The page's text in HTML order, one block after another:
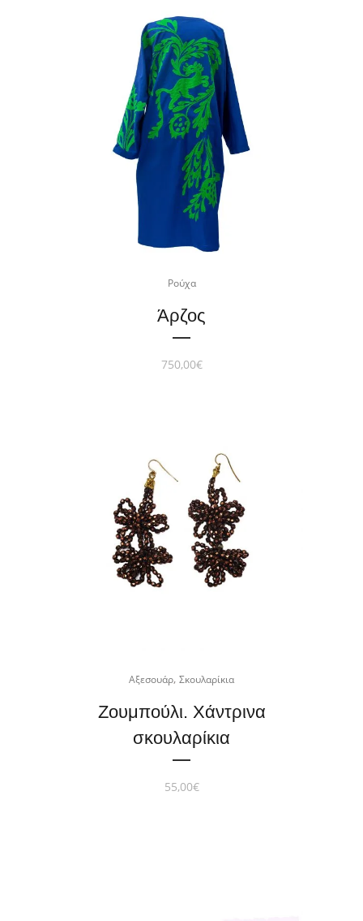
Ρούχα
Άρζος
750,00€
Αξεσουάρ, Σκουλαρίκια
Ζουμπούλι. Χάντρινα
σκουλαρίκια
55,00€